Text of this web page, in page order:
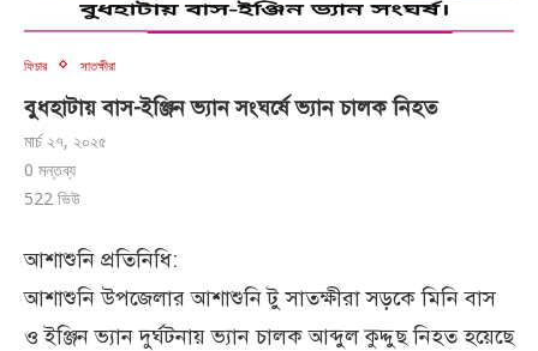
ফিচার সাতক্ষীরা
বুধহাটায় বাস-ইঞ্জিন ভ্যান সংঘর্ষে ভ্যান চালক নিহত
মার্চ ২৭, ২০২৫
0 মন্তব্য
522 ভিউ
আশাশুনি প্রতিনিধি:
আশাশুনি উপজেলার আশাশুনি টু সাতক্ষীরা সড়কে মিনি বাস
ও ইঞ্জিন ভ্যান দুর্ঘটনায় ভ্যান চালক আব্দুল কুদ্দুছ নিহত হয়েছে